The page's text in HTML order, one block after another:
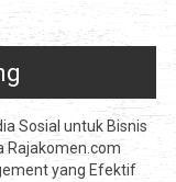
Sosial untuk Bisnis
Rajakomen.com
yang Efektif